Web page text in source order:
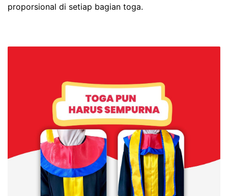
proporsional di setiap bagian toga.